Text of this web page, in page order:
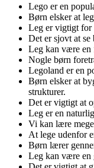
Lego er en
Børn elsker at
Leg er vigtigt for
Det er sjovt at se
Leg kan være en
Nogle børn
Legoland er en
Børn elsker at
strukturer.
Det er vigtigt at
Leg er en
Vi kan lære
At lege udenfor
Børn lærer
Leg kan være en